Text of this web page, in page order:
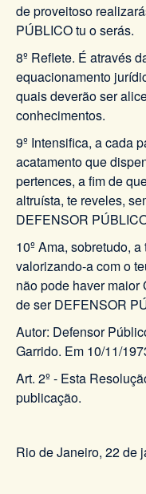
de proveitoso
PÚBLICO tu o serás.
8º Reflete. É através
equacionamento
quais deverão ser
conhecimentos.
9º Intensifica, a cada
acatamento que
pertences, a fim de
altruísta, te reveles,
DEFENSOR
10º Ama, sobretudo,
valorizando-a com o
não pode haver maior
de ser DEFENSOR
Autor: Defensor
Garrido. Em 10/11/
Art. 2º - Esta
publicação.
Rio de Janeiro, 22 de